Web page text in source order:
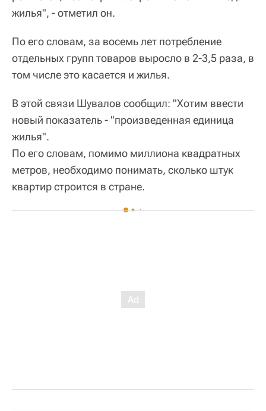
жилья", - отметил он.
По его словам, за восемь лет потребление
отдельных групп товаров выросло в 2-3,5 раза, в
том числе это касается и жилья.
В этой связи Шувалов сообщил: "Хотим ввести
новый показатель - "произведенная единица
жилья".
По его словам, помимо миллиона квадратных
метров, необходимо понимать, сколько штук
квартир строится в стране.